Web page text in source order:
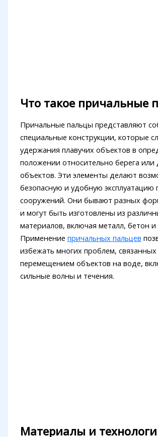
Что такое причальные
Причальные пальцы представляют
специальные конструкции, которые
удержания плавучих объектов в
положении относительно берега или
объектов. Эти элементы делают
безопасную и удобную эксплуатацию
сооружений. Они бывают разных
и могут быть изготовлены из
материалов, включая металл, бетон
Применение причальных пальцев
избежать многих проблем, связанных
перемещением объектов на воде,
сильные волны и течения.
Материалы и